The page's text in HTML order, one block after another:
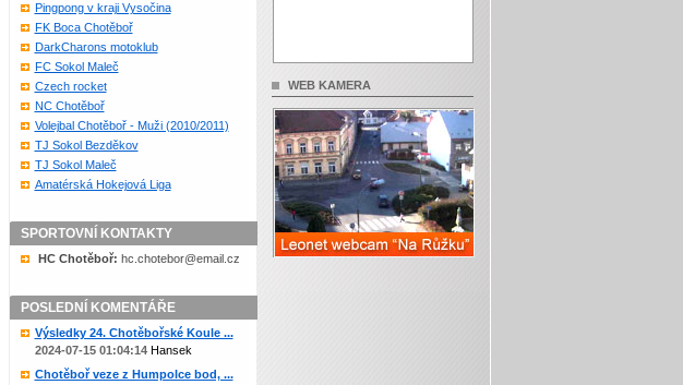
Pingpong v kraji Vysočina
FK Boca Chotěboř
DarkCharons motoklub
FC Sokol Maleč
Czech rocket
NC Chotěboř
Volejbal Chotěboř - Muži (2010/2011)
TJ Sokol Bezděkov
TJ Sokol Maleč
Amatérská Hokejová Liga
SPORTOVNÍ KONTAKTY
HC Chotěboř: zc.liame@robetohc.ch
POSLEDNÍ KOMENTÁŘE
Výsledky 24. Chotěbořské Koule ...
2024-07-15 01:04:14Hansek
Chotěboř veze z Humpolce bod, ...
WEB KAMERA